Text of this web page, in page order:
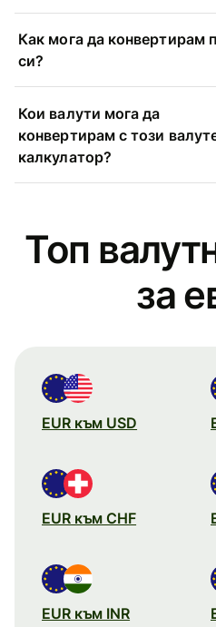
Как мога да конвертирам
си?
Кои валути мога да
конвертирам с този
калкулатор?
Топ
за
EUR към USD
EUR към CHF
EUR към INR